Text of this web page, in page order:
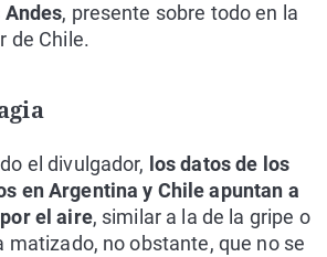
Andes, presente sobre todo en la
de Chile.
el divulgador, los datos de los
en Argentina y Chile apuntan a
el aire, similar a la de la gripe o
matizado, no obstante, que no se